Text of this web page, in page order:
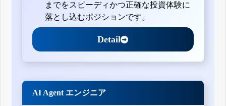
までをスピーディかつ正確な投資体験に
落とし込むポジションです。
Detail
AI Agent エンジニア